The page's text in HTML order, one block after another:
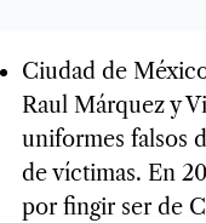
Ciudad de
Raul Márquez y
uniformes falsos
de víctimas. En
por fingir ser de